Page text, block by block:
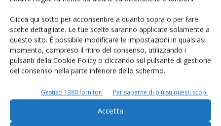
Clicca qui sotto per acconsentire a quanto sopra o per fare
scelte dettagliate. Le tue scelte saranno applicate solamente a
questo sito. È possibile modificare le impostazioni in qualsiasi
momento, compreso il ritiro del consenso, utilizzando i
pulsanti della Cookie Policy o cliccando sul pulsante di gestione
del consenso nella parte inferiore dello schermo.
Gestisci 1380 fornitori Per saperne di più su questi scopi
Accetta
valore massimo del 30% riscontrato in circa il 10% delle
aziende, decisamente troppo elevato e indice di una
carente cura da parte dell’allevatore verso gli animali
appena nati. Analoghe considerazioni possono essere fatte
per il tasso di mortalità precoce (tra le 24 ore dopo la
nascita e lo svezzamento).
Un report irlandese (ICBF, 2013) riporta valori di tassi di